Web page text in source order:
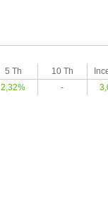
5 Th 10 Th
2,32% -